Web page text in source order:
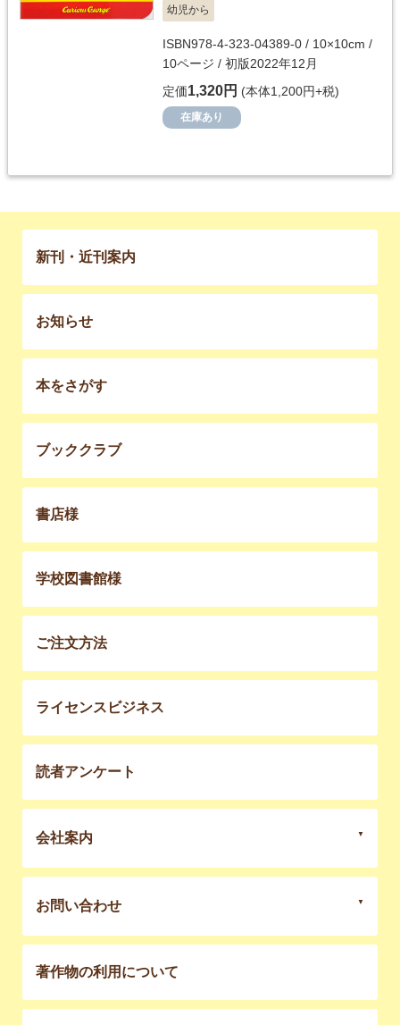
幼児から
ISBN978-4-323-04389-0 / 10×10cm /
10ページ / 初版2022年12月
定価1,320円 (本体1,200円+税)
在庫あり
新刊・近刊案内
お知らせ
本をさがす
ブッククラブ
書店様
学校図書館様
ご注文方法
ライセンスビジネス
読者アンケート
会社案内
お問い合わせ
著作物の利用について